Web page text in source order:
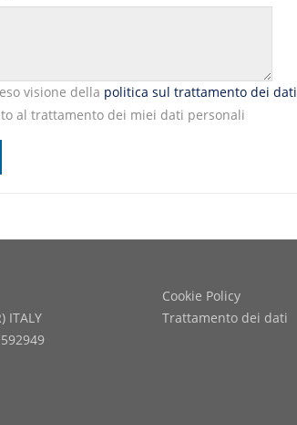
visione della politica sul trattamento dei dati
al trattamento dei miei dati personali
ITALY
Cookie Policy
Trattamento dei dati